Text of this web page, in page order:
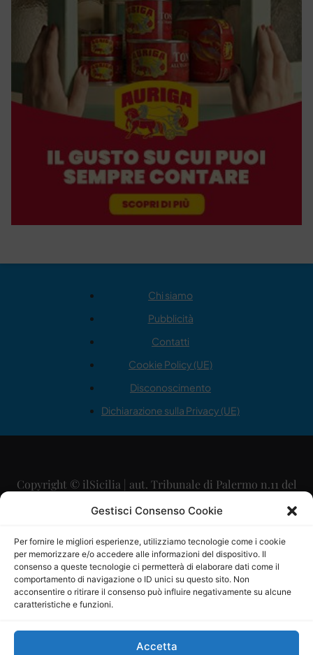
Gestisci Consenso Cookie
Per fornire le migliori esperienze, utilizziamo tecnologie come i cookie
per memorizzare e/o accedere alle informazioni del dispositivo. Il
consenso a queste tecnologie ci permetterà di elaborare dati come il
comportamento di navigazione o ID unici su questo sito. Non
acconsentire o ritirare il consenso può influire negativamente su alcune
caratteristiche e funzioni.
Accetta
Chi siamo
Pubblicità
Contatti
Cookie Policy (UE)
Disconoscimento
Dichiarazione sulla Privacy (UE)
Copyright © ilSicilia | aut. Tribunale di Palermo n.11 del
29/09/2015
Direttore Editoriale: Maurizio Scaglione
Direttore Responsabile: Maria Calabrese
P.IVA: 06334930820